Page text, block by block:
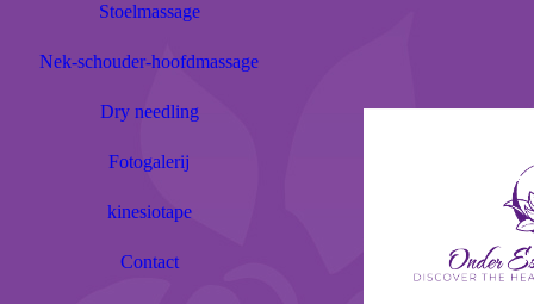
Stoelmassage
Nek-schouder-hoofdmassage
Dry needling
Fotogalerij
kinesiotape
Contact